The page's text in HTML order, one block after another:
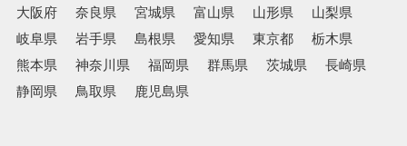
大阪府
奈良県 宮城県 富山県 山形県
山梨県
岐阜県
岩手県 島根県 愛知県 東京都
栃木県
熊本県
神奈川県 福岡県 群馬県 茨城県
長崎県
静岡県
鳥取県 鹿児島県